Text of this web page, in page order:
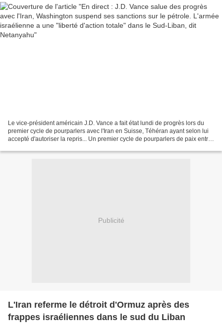
Le ⁠vice-président américain J.D. Vance a fait état lundi de progrès lors du
premier cycle ⁠de pourparlers avec l'Iran en ​Suisse, Téhéran ayant selon lui
accepté d'autoriser la repris... Un premier cycle de pourparlers de paix entre
Publicité
L'Iran referme le détroit d'Ormuz après des
frappes israéliennes dans le sud du Liban